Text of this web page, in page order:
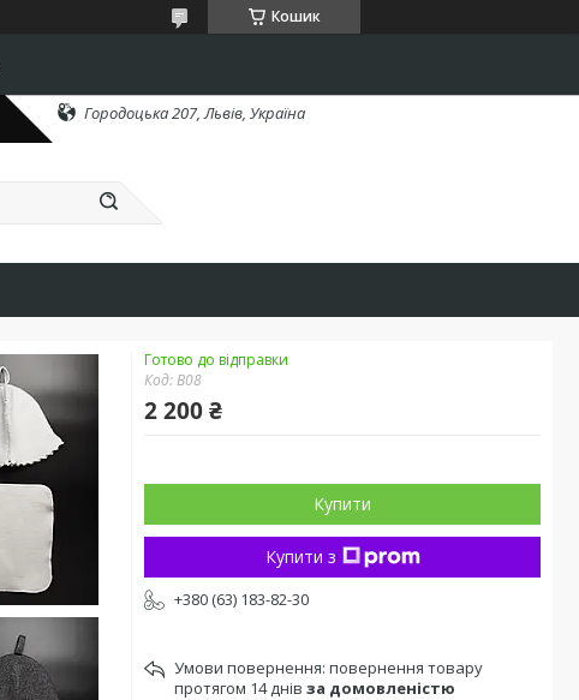
Кошик
Городоцька 207, Львів, Україна
Готово до відправки
Код:B08
2 200 ₴
Купити
Купити з
+380 (63) 183-82-30
повернення товару
протягом 14 днів за домовленістю